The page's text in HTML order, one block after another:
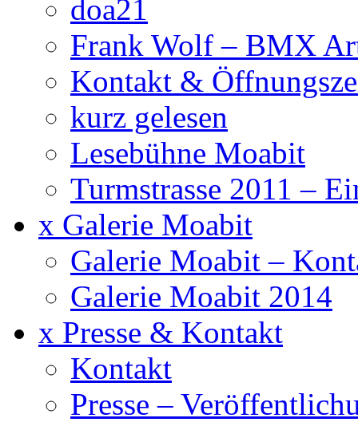
doa21
Frank Wolf – BMX
Kontakt &
kurz gelesen
Lesebühne Moabit
Turmstrasse 2011 –
x Galerie Moabit
Galerie Moabit –
Galerie Moabit 2014
x Presse & Kontakt
Kontakt
Presse –